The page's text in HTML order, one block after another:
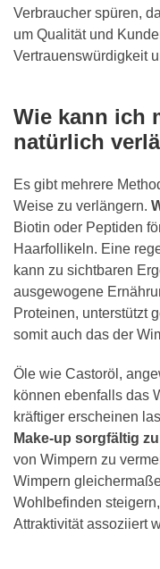
Verbraucher spüren,
um Qualität und
Vertrauenswürdigkeit
Wie kann ich
natürlich
Es gibt mehrere
Weise zu verlängern.
Biotin oder Peptiden
Haarfollikeln. Eine
kann zu sichtbaren
ausgewogene
Proteinen, unterstützt
somit auch das der
Öle wie Castoröl,
können ebenfalls das
kräftiger erscheinen
Make-up sorgfältig
von Wimpern zu
Wimpern
Wohlbefinden
Attraktivität assoziiert